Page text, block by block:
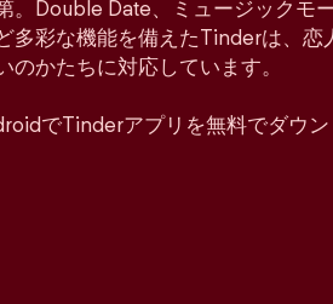
。Double Date、ミュージックモ
多彩な機能を備えたTinderは、
のかたちに対応しています。
でTinderアプリを無料でダウ